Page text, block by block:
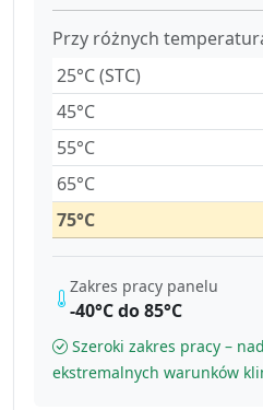
Przy różnych
25°C (STC)
45°C
55°C
65°C
75°C
Zakres pracy panelu
-40°C do 85°C
Szeroki zakres pracy –
ekstremalnych warunków